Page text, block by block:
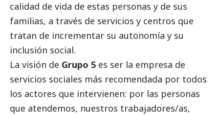
calidad de vida de estas personas y de sus
familias, a través de servicios y centros que
tratan de incrementar su autonomía y su
inclusión social.
La visión de Grupo 5 es ser la empresa de
servicios sociales más recomendada por todos
los actores que intervienen: por las personas
que atendemos, nuestros trabajadores/as,